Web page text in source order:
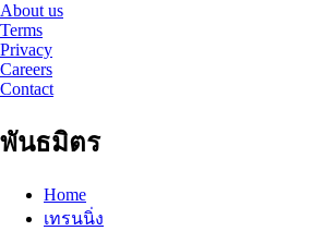
About us
Terms
Privacy
Careers
Contact
พันธมิตร
Home
เทรนนิ่ง